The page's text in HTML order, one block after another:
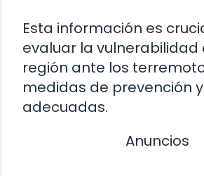
Esta información es
evaluar la vulnerabilidad
región ante los
medidas de prevención
adecuadas.
Anuncios